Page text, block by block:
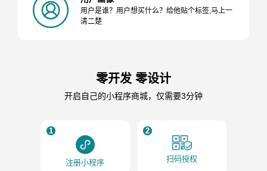
用户是谁？用户想买什么？给他贴个标签,马上一
清二楚
零开发 零设计
开启自己的小程序商城，仅需要3分钟
1
注册小程序
2
扫码授权